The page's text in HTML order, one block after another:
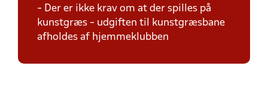
- Der er ikke krav om at der spilles på
kunstgræs - udgiften til kunstgræsbane
afholdes af hjemmeklubben